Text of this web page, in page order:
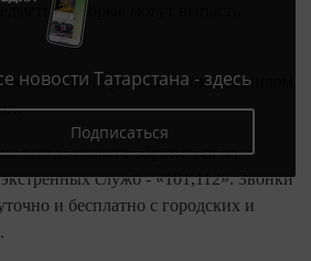
которые могут выпасть
как можно дальше от окон в жилом
всегда можете обратиться на
служб - «101,112». Звонки
и бесплатно с городских и
новости Татарстана - здесь
Подписаться